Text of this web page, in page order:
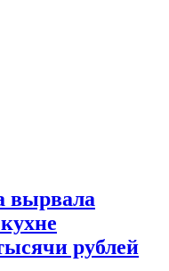
вырвала
рублей